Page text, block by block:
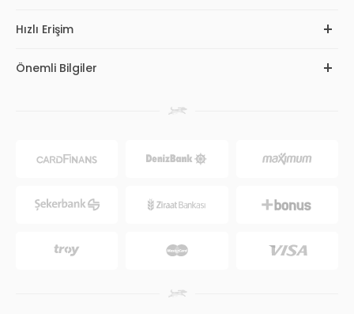
Hızlı Erişim
Önemli Bilgiler